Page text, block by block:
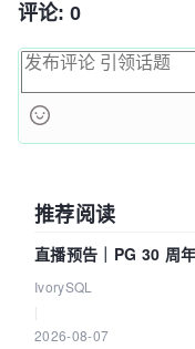
评论: 0
推荐阅读
直播预告｜PG 30 周
核——我们改得动吗？
IvorySQL
2026-08-07